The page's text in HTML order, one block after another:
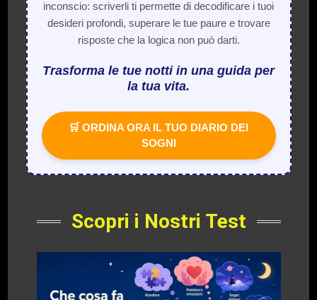
inconscio: scriverli ti permette di decodificare i tuoi
desideri profondi, superare le tue paure e trovare
risposte che la logica non può darti.
Trasforma le tue notti in una guida per
la tua vita.
🛒 ORDINA ORA IL TUO DIARIO DEI
SOGNI
Scopri i Nostri Test